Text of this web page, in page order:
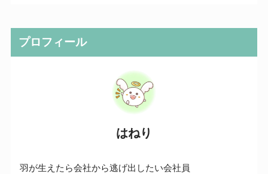
プロフィール
はねり
羽が生えたら会社から逃げ出したい会社員